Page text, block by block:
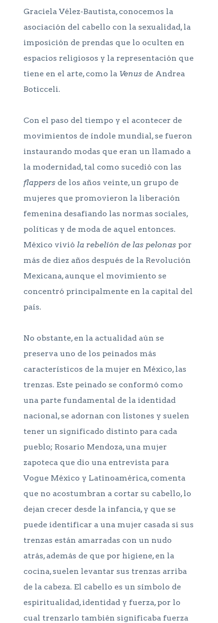
Graciela Vélez-Bautista, conocemos la
asociación del cabello con la sexualidad, la
imposición de prendas que lo oculten en
espacios religiosos y la representación que
tiene en el arte, como la Venus de Andrea
Boticceli.
Con el paso del tiempo y el acontecer de
movimientos de índole mundial, se fueron
instaurando modas que eran un llamado a
la modernidad, tal como sucedió con las
flappers de los años veinte, un grupo de
mujeres que promovieron la liberación
femenina desafiando las normas sociales,
políticas y de moda de aquel entonces.
México vivió la rebelión de las pelonas por
más de diez años después de la Revolución
Mexicana, aunque el movimiento se
concentró principalmente en la capital del
país.
No obstante, en la actualidad aún se
preserva uno de los peinados más
característicos de la mujer en México, las
trenzas. Este peinado se conformó como
una parte fundamental de la identidad
nacional, se adornan con listones y suelen
tener un significado distinto para cada
pueblo; Rosario Mendoza, una mujer
zapoteca que dio una entrevista para
Vogue México y Latinoamérica, comenta
que no acostumbran a cortar su cabello, lo
dejan crecer desde la infancia, y que se
puede identificar a una mujer casada si sus
trenzas están amarradas con un nudo
atrás, además de que por higiene, en la
cocina, suelen levantar sus trenzas arriba
de la cabeza. El cabello es un símbolo de
espiritualidad, identidad y fuerza, por lo
cual trenzarlo también significaba fuerza